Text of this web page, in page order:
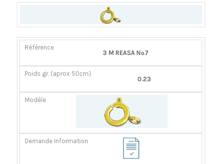
RÉFÉRENCE
(APROX
MODÈLE
3 M REASA Nº7
0.23